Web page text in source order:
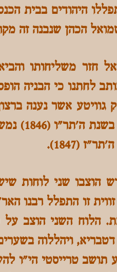
היהודים בבית
הכהן שנבנה זה
חזר משליחותו
כותב לחתנו כי
ניניו
(1847).
הוצבו שני לוחות
זו התפלל רבנו
הלוח השני הוצב על
ויהללוה